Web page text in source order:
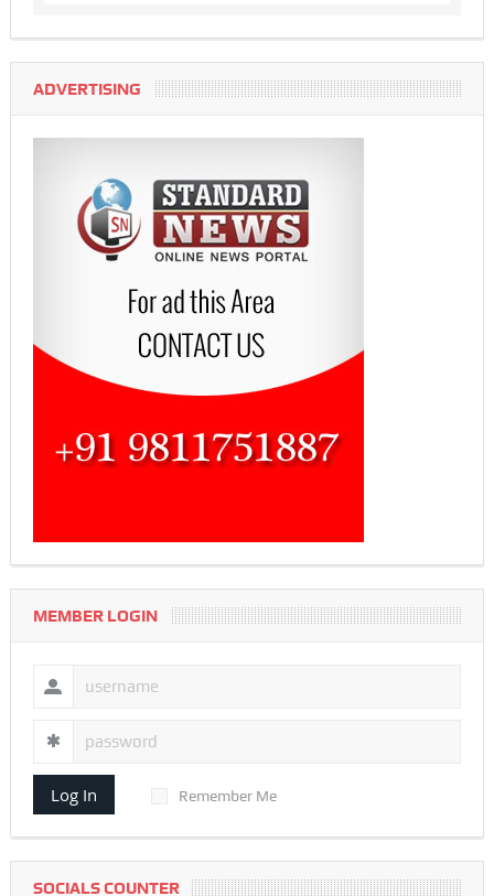
ADVERTISING
MEMBER LOGIN
Log In Remember Me
SOCIALS COUNTER